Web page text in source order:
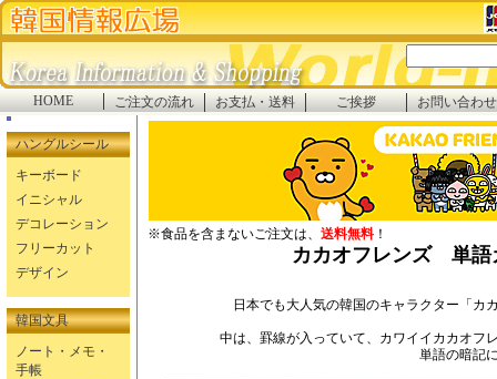
HOME ご注文の流れ お支払・送料 ご挨拶 お問い合わせ
ハングルシール
キーボード
イニシャル
デコレーション
フリーカット
デザイン
韓国文具
ノート・メモ・
手帳
※食品を含まないご注文は、 送料無料 ！
カカオフレンズ 単語
日本でも大人気の韓国のキャラクター「カ
中は、罫線が入っていて、カワイイカカオフ
単語の暗記